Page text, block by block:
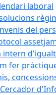
laboral
del
intern
fer
Cercador